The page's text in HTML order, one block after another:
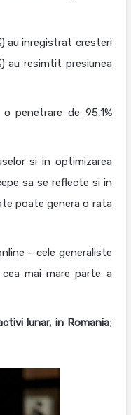
au inregistrat cresteri
au resimtit presiunea
penetrare de 95,1%
si in optimizarea
sa se reflecte si in
poate genera o rata
– cele generaliste
mai mare parte a
lunar, in Romania;